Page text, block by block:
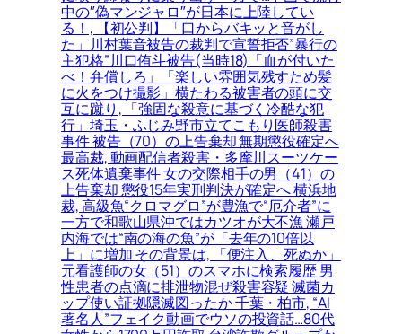
中の″偽マンジャロ″が日本に上陸してい
る！, 【初公判】「口からバキッと音がし
た」川村葉音被告の裁判で宣誓拒否”暴行の
主犯格”川口侑斗被告(当時18)「血が付いた
べ！弁償しろ」「楽しい雰囲気残すため髪
に火をつけ撮影」横たわる被害者の頭に交
互に蹴り, 「強固な殺意に基づく冷酷な犯
行」埼玉・ふじみ野市立てこもり医師殺害
事件 被告（70）の上告棄却 無期懲役確定へ
最高裁, 動画配信者殺害・多摩川スーツケー
ス死体遺棄事件 女の交際相手の男（41）の
上告棄却 懲役15年実刑判決が確定へ 横浜地
裁, 高級魚“クロマグロ”が豊漁で“厄介者”に
一方で和歌山県沖ではカツオが大不漁 瀬戸
内海では“南の海の魚”が「去年の10倍以
上」に増加 その背景は, 「便注入、死ぬか」
元看護師の女（51）のスマホに検索履歴 男
性患者の点滴に排泄物混ぜ殺害容疑 滅菌カ
ップ使い証拠隠滅図ったか 千葉・柏市, “AI
著名人”フェイク動画でウソの投資話…80代